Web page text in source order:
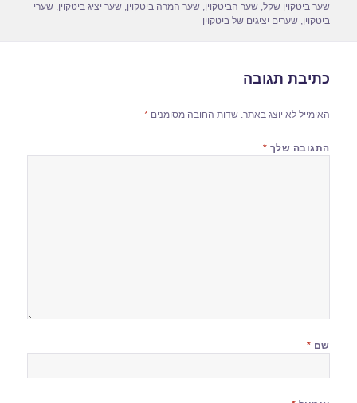
שער ביטקוין שקל,שער הביטקוין,שער המרה ביטקוין,שער יציג ביטקוין,שערי
ביטקוין,שערים יציגים של ביטקוין
כתיבת תגובה
האימייל לא יוצג באתר. שדות החובה מסומנים*
התגובה שלך *
שם *